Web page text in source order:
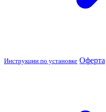
Инструкции по установке Оферта